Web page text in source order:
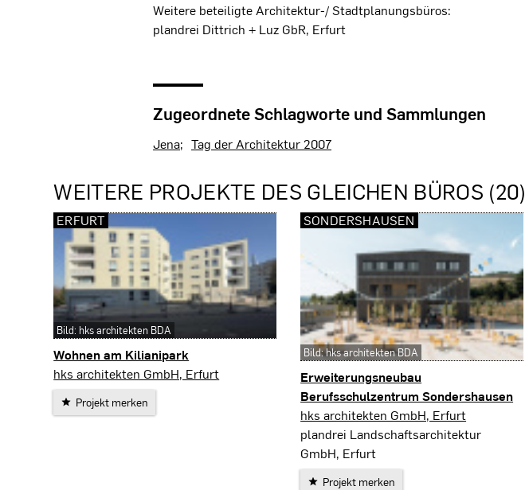
Weitere beteiligte Architektur-/ Stadtplanungsbüros:
plandrei Dittrich + Luz GbR, Erfurt
Zugeordnete Schlagworte und Sammlungen
Jena Tag der Architektur 2007
WEITERE PROJEKTE DES GLEICHEN BÜROS (20)
Wohnen am Kilianipark
Erfurt
hks architekten GmbH, Erfurt
Projekt merken
ERFURT
Bild: hks architekten BDA
Erweiterungsneubau
Berufsschulzentrum Sondershausen
Sondershausen
hks architekten GmbH, Erfurt
plandrei Landschaftsarchitektur
GmbH, Erfurt
Projekt merken
SONDERSHAUSEN
Bild: hks architekten BDA